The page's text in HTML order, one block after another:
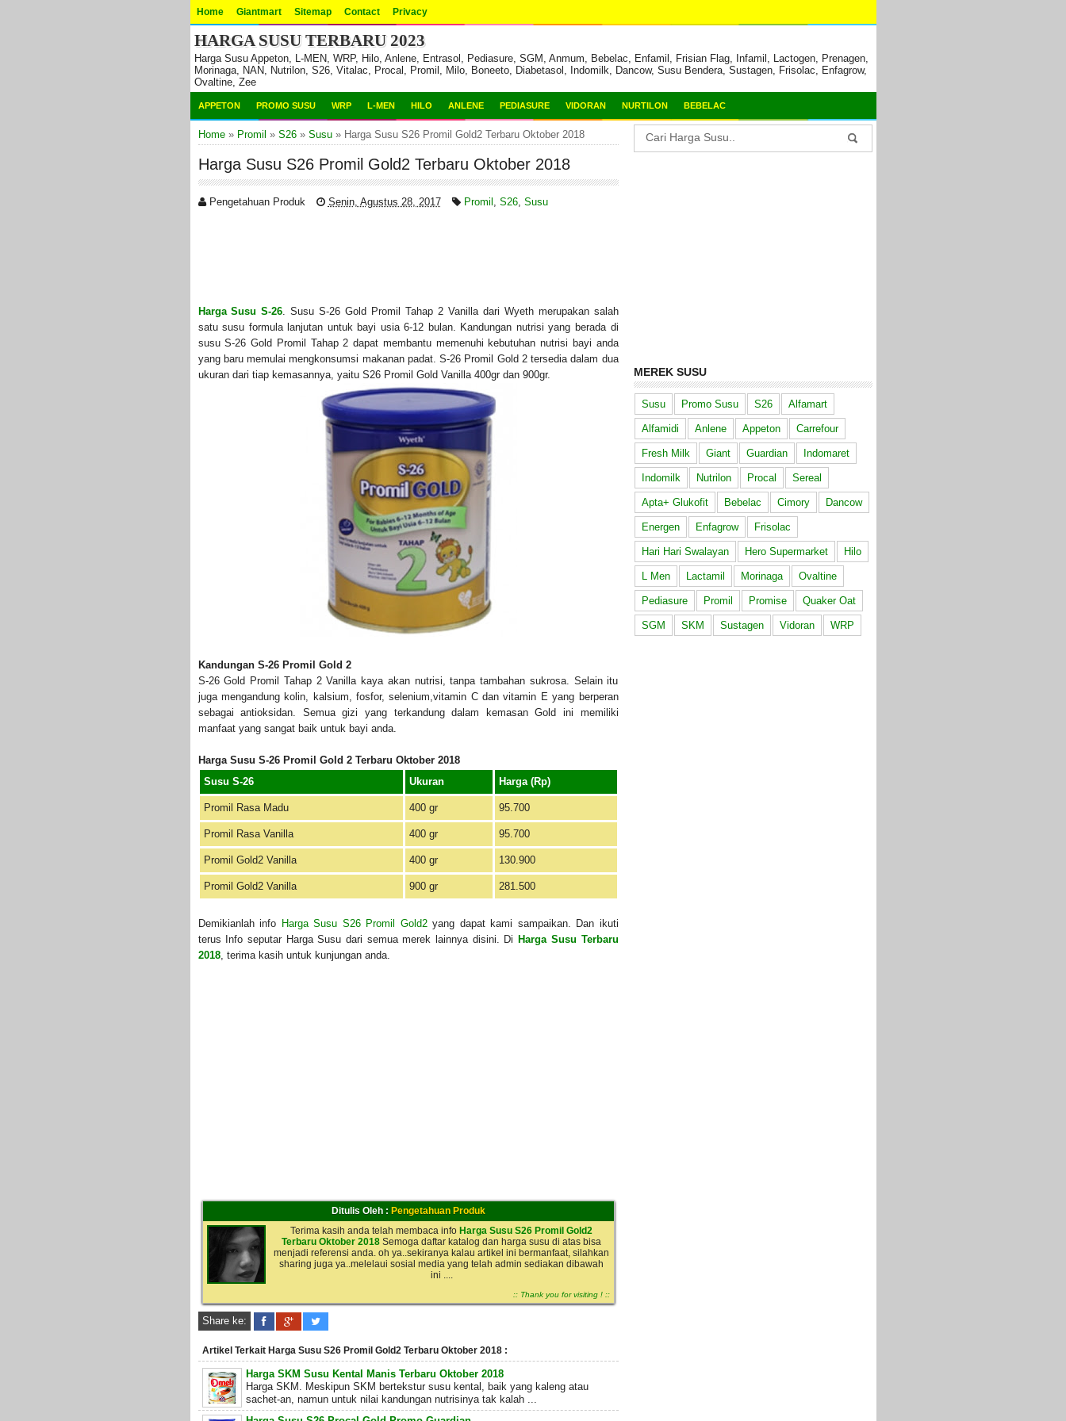
Home Giantmart Sitemap Contact Privacy
HARGA SUSU TERBARU 2023
Harga Susu Appeton, L-MEN, WRP, Hilo, Anlene, Entrasol, Pediasure, SGM, Anmum, Bebelac, Enfamil, Frisian Flag, Infamil, Lactogen, Prenagen,
Morinaga, NAN, Nutrilon, S26, Vitalac, Procal, Promil, Milo, Boneeto, Diabetasol, Indomilk, Dancow, Susu Bendera, Sustagen, Frisolac, Enfagrow,
Ovaltine, Zee
APPETON PROMO SUSU WRP L-MEN HILO ANLENE PEDIASURE VIDORAN NURTILON BEBELAC
Home» Promil » S26» Susu» Harga Susu S26 Promil Gold2 Terbaru Oktober 2018
Harga Susu S26 Promil Gold2 Terbaru Oktober 2018
Pengetahuan Produk Senin, Agustus 28, 2017 Promil , S26, Susu
Harga Susu S-26. Susu S-26 Gold Promil Tahap 2 Vanilla dari Wyeth merupakan salah
satu susu formula lanjutan untuk bayi usia 6-12 bulan. Kandungan nutrisi yang berada di
susu S-26 Gold Promil Tahap 2 dapat membantu memenuhi kebutuhan nutrisi bayi anda
yang baru memulai mengkonsumsi makanan padat. S-26 Promil Gold 2 tersedia dalam dua
ukuran dari tiap kemasannya, yaitu S26 Promil Gold Vanilla 400gr dan 900gr.
Kandungan S-26 Promil Gold 2
S-26 Gold Promil Tahap 2 Vanilla kaya akan nutrisi, tanpa tambahan sukrosa. Selain itu
juga mengandung kolin, kalsium, fosfor, selenium,vitamin C dan vitamin E yang berperan
sebagai antioksidan. Semua gizi yang terkandung dalam kemasan Gold ini memiliki
manfaat yang sangat baik untuk bayi anda.
Harga Susu S-26 Promil Gold 2 Terbaru Oktober 2018
Susu S-26
Ukuran Harga (Rp)
Promil Rasa Madu 400 gr 95.700
Promil Rasa Vanilla 400 gr 95.700
Promil Gold2 Vanilla 400 gr 130.900
Promil Gold2 Vanilla 900 gr 281.500
Demikianlah info Harga Susu S26 Promil Gold2yang dapat kami sampaikan. Dan ikuti
terus Info seputar Harga Susu dari semua merek lainnya disini. Di Harga Susu Terbaru
2018, terima kasih untuk kunjungan anda.
Ditulis Oleh : Pengetahuan Produk
Terima kasih anda telah membaca info Harga Susu S26 Promil Gold2
Terbaru Oktober 2018 Semoga daftar katalog dan harga susu di atas bisa
menjadi referensi anda. oh ya..sekiranya kalau artikel ini bermanfaat, silahkan
sharing juga ya..melelaui sosial media yang telah admin sediakan dibawah
ini ....
:: Thank you for visiting ! ::
Share ke:
Artikel Terkait Harga Susu S26 Promil Gold2 Terbaru Oktober 2018 :
Harga SKM Susu Kental Manis Terbaru Oktober 2018
Harga SKM. Meskipun SKM bertekstur susu kental, baik yang kaleng atau
sachet-an, namun untuk nilai kandungan nutrisinya tak kalah ...
MEREK SUSU
Susu Promo Susu S26 Alfamart
Alfamidi Anlene Appeton Carrefour
Fresh Milk Giant Guardian Indomaret
Indomilk Nutrilon Procal Sereal
Apta+ Glukofit Bebelac Cimory Dancow
Energen Enfagrow Frisolac
Hari Hari Swalayan Hero Supermarket Hilo
L Men Lactamil Morinaga Ovaltine
Pediasure Promil Promise Quaker Oat
SGM SKM Sustagen Vidoran WRP